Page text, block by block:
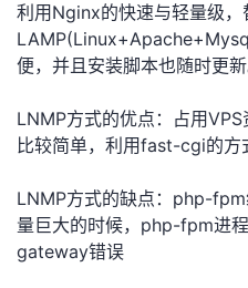
堂
的
课
程
我
的
认
我
的
我
我
技
术
支
的
云
声
利用Nginx的快速与轻量级，
便，并且安装脚本也随时更新
LNMP方式的优点：占用
比较简单，利用fast-cgi的方
LNMP方式的缺点：php-
量巨大的时候，php-fpm进
gateway错误